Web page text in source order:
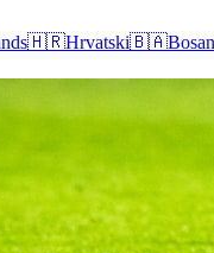
🇭🇷Hrvatski🇧🇦